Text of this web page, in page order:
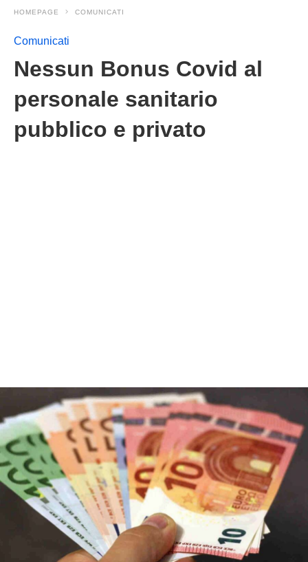
HOMEPAGE COMUNICATI
Comunicati
Nessun Bonus Covid al
personale sanitario
pubblico e privato